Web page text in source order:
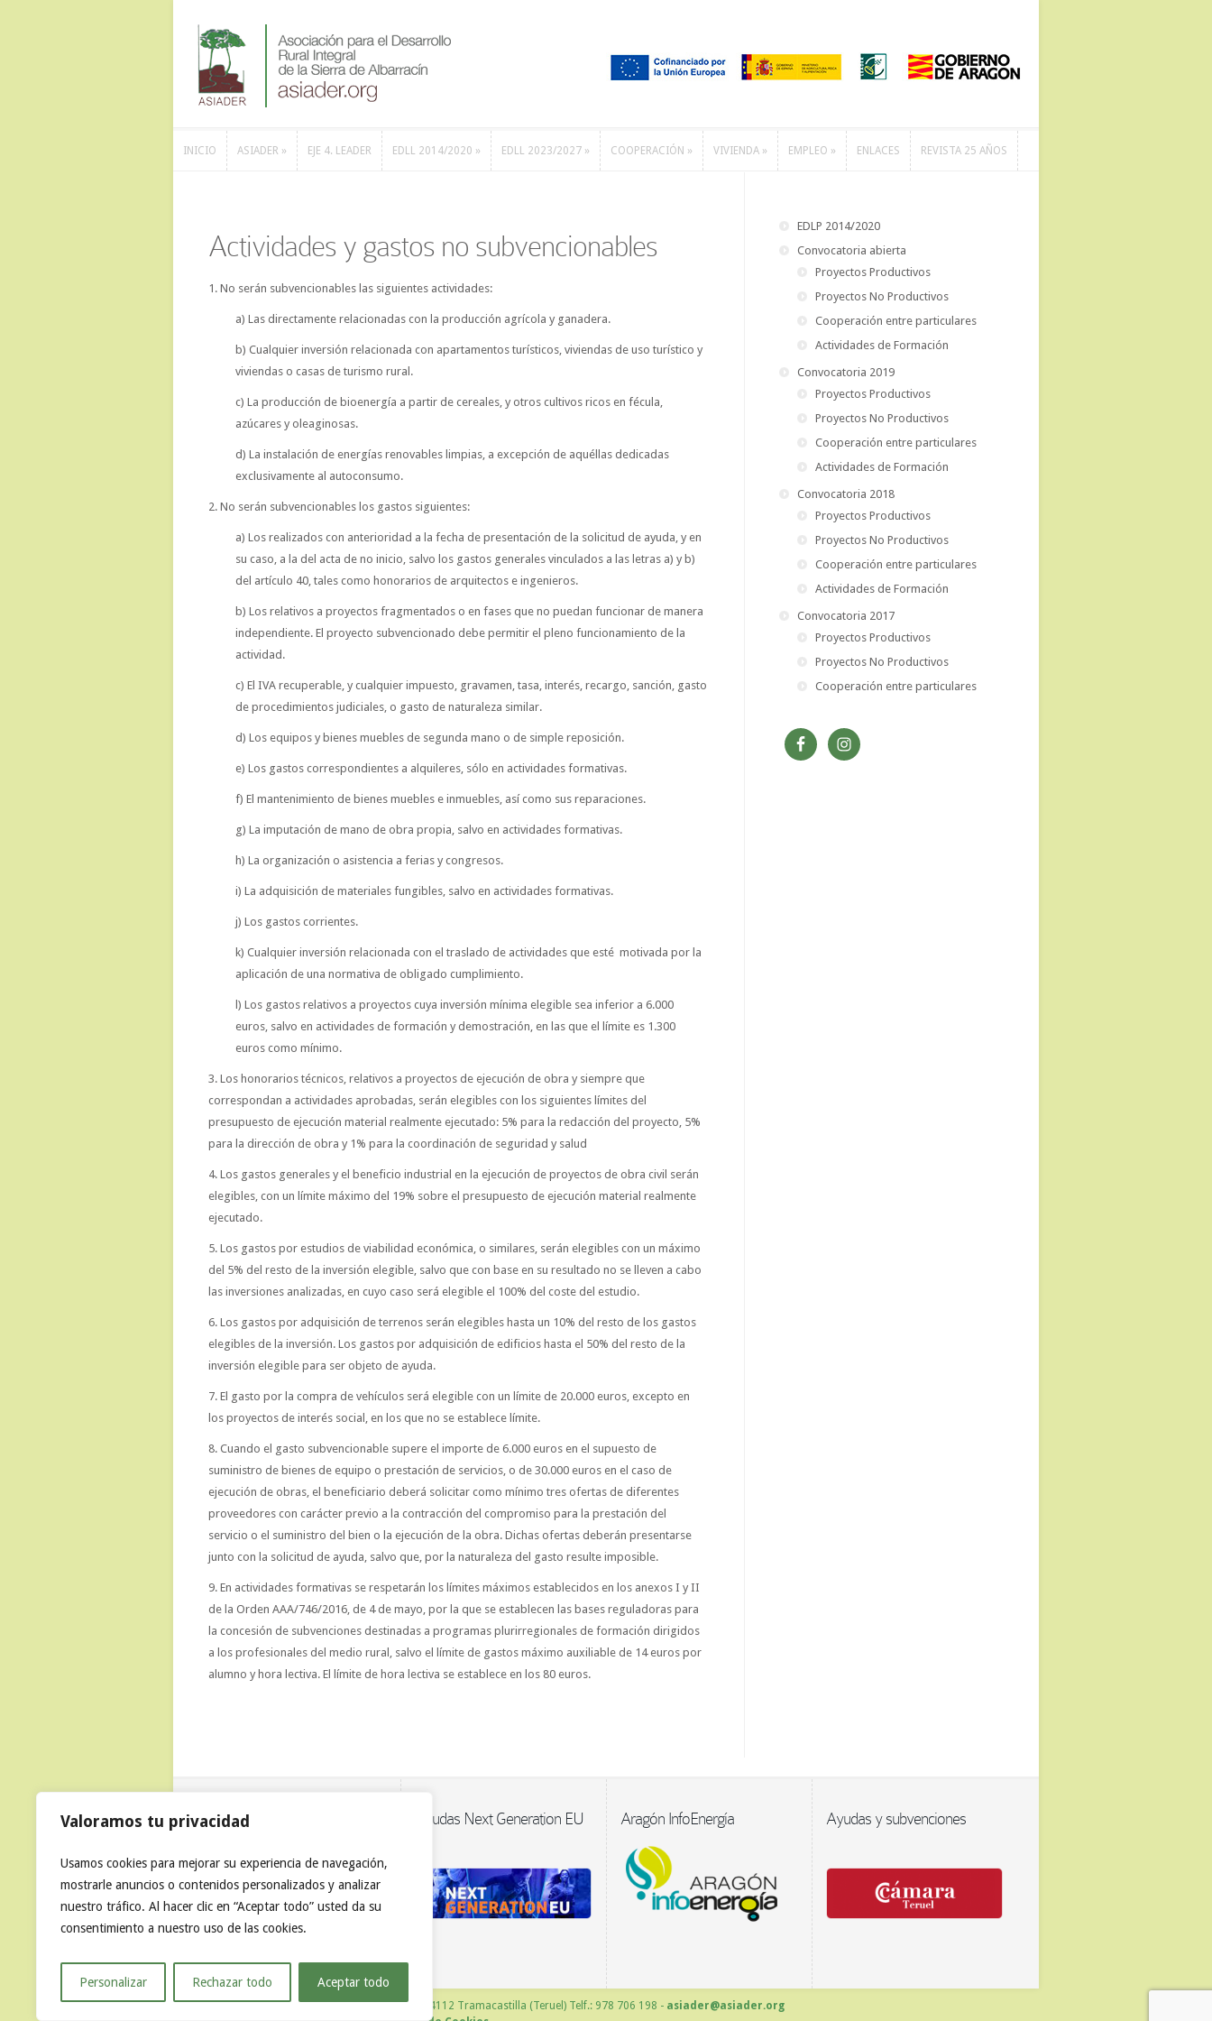
Valoramos tu privacidad
Usamos cookies para mejorar su experiencia de navegación,
mostrarle anuncios o contenidos personalizados y analizar
nuestro tráfico. Al hacer clic en “Aceptar todo” usted da su
consentimiento a nuestro uso de las cookies.
Personalizar Rechazar todo Aceptar todo
INICIO ASIADER » EJE 4. LEADER EDLL 2014/2020 » EDLL 2023/2027 » COOPERACIÓN » VIVIENDA » EMPLEO » ENLACES REVISTA 25 AÑOS
Actividades y gastos no subvencionables
1. No serán subvencionables las siguientes actividades:
a) Las directamente relacionadas con la producción agrícola y ganadera.
b) Cualquier inversión relacionada con apartamentos turísticos, viviendas de uso turístico y
viviendas o casas de turismo rural.
c) La producción de bioenergía a partir de cereales, y otros cultivos ricos en fécula,
azúcares y oleaginosas.
d) La instalación de energías renovables limpias, a excepción de aquéllas dedicadas
exclusivamente al autoconsumo.
2. No serán subvencionables los gastos siguientes:
a) Los realizados con anterioridad a la fecha de presentación de la solicitud de ayuda, y en
su caso, a la del acta de no inicio, salvo los gastos generales vinculados a las letras a) y b)
del artículo 40, tales como honorarios de arquitectos e ingenieros.
b) Los relativos a proyectos fragmentados o en fases que no puedan funcionar de manera
independiente. El proyecto subvencionado debe permitir el pleno funcionamiento de la
actividad.
c) El IVA recuperable, y cualquier impuesto, gravamen, tasa, interés, recargo, sanción, gasto
de procedimientos judiciales, o gasto de naturaleza similar.
d) Los equipos y bienes muebles de segunda mano o de simple reposición.
e) Los gastos correspondientes a alquileres, sólo en actividades formativas.
f) El mantenimiento de bienes muebles e inmuebles, así como sus reparaciones.
g) La imputación de mano de obra propia, salvo en actividades formativas.
h) La organización o asistencia a ferias y congresos.
i) La adquisición de materiales fungibles, salvo en actividades formativas.
j) Los gastos corrientes.
k) Cualquier inversión relacionada con el traslado de actividades que esté motivada por la
aplicación de una normativa de obligado cumplimiento.
l) Los gastos relativos a proyectos cuya inversión mínima elegible sea inferior a 6.000
euros, salvo en actividades de formación y demostración, en las que el límite es 1.300
euros como mínimo.
3. Los honorarios técnicos, relativos a proyectos de ejecución de obra y siempre que
correspondan a actividades aprobadas, serán elegibles con los siguientes límites del
presupuesto de ejecución material realmente ejecutado: 5% para la redacción del proyecto, 5%
para la dirección de obra y 1% para la coordinación de seguridad y salud
4. Los gastos generales y el beneficio industrial en la ejecución de proyectos de obra civil serán
elegibles, con un límite máximo del 19% sobre el presupuesto de ejecución material realmente
ejecutado.
5. Los gastos por estudios de viabilidad económica, o similares, serán elegibles con un máximo
del 5% del resto de la inversión elegible, salvo que con base en su resultado no se lleven a cabo
las inversiones analizadas, en cuyo caso será elegible el 100% del coste del estudio.
6. Los gastos por adquisición de terrenos serán elegibles hasta un 10% del resto de los gastos
elegibles de la inversión. Los gastos por adquisición de edificios hasta el 50% del resto de la
inversión elegible para ser objeto de ayuda.
7. El gasto por la compra de vehículos será elegible con un límite de 20.000 euros, excepto en
los proyectos de interés social, en los que no se establece límite.
8. Cuando el gasto subvencionable supere el importe de 6.000 euros en el supuesto de
suministro de bienes de equipo o prestación de servicios, o de 30.000 euros en el caso de
ejecución de obras, el beneficiario deberá solicitar como mínimo tres ofertas de diferentes
proveedores con carácter previo a la contracción del compromiso para la prestación del
servicio o el suministro del bien o la ejecución de la obra. Dichas ofertas deberán presentarse
junto con la solicitud de ayuda, salvo que, por la naturaleza del gasto resulte imposible.
9. En actividades formativas se respetarán los límites máximos establecidos en los anexos I y II
de la Orden AAA/746/2016, d e 4 de mayo, por la que se establecen las bases reguladoras para
la concesión de subvenciones destinadas a programas plurirregionales de formación dirigidos
a los profesionales del medio rural, salvo el límite de gastos máximo auxiliable de 14 euros por
alumno y hora lectiva. El límite de hora lectiva se establece en los 80 euros.
EDLP 2014/2020
Convocatoria abierta
Proyectos Productivos
Proyectos No Productivos
Cooperación entre particulares
Actividades de Formación
Convocatoria 2019
Proyectos Productivos
Proyectos No Productivos
Cooperación entre particulares
Actividades de Formación
Convocatoria 2018
Proyectos Productivos
Proyectos No Productivos
Cooperación entre particulares
Actividades de Formación
Convocatoria 2017
Proyectos Productivos
Proyectos No Productivos
Cooperación entre particulares
Test de Marketing Pymes Ayudas Next Generation EU Aragón InfoEnergía Ayudas y subvenciones
2026 ASIADER | Ctra. Comarcal, A-1512, Km. 44 – 44112 Tramacastilla (Teruel) Telf.: 978 706 198 - asiader@asiader.org